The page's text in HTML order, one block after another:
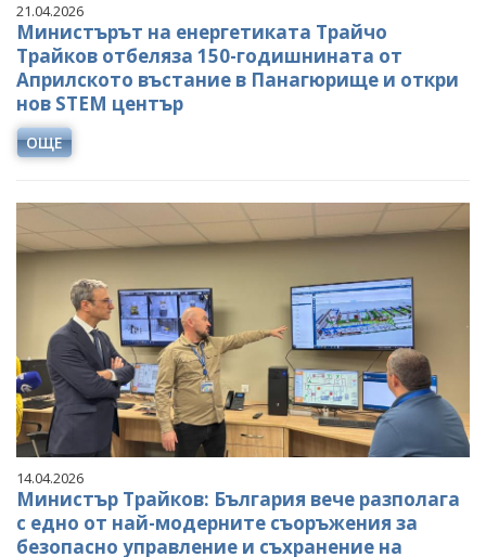
21.04.2026
Министърът на енергетиката Трайчо
Трайков отбеляза 150-годишнината от
Априлското въстание в Панагюрище и откри
нов STEM център
ОЩЕ
14.04.2026
Министър Трайков: България вече разполага
с едно от най-модерните съоръжения за
безопасно управление и съхранение на